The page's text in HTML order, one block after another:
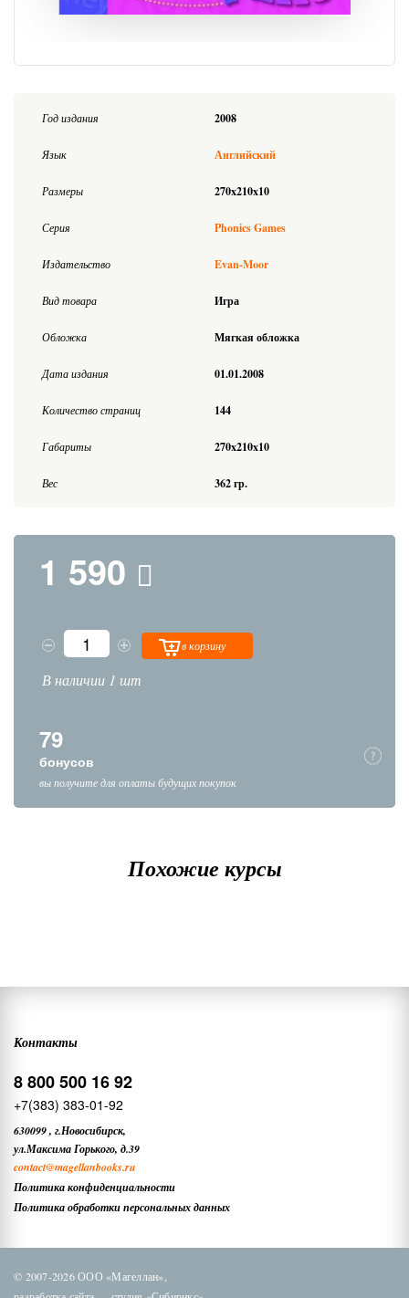
Год издания 2008
Язык Английский
Размеры 270x210x10
Серия Phonics Games
Издательство Evan-Moor
Вид товара Игра
Обложка Мягкая обложка
Дата издания 01.01.2008
Количество страниц 144
Габариты 270x210x10
Вес 362 гр.
1 590
в корзину
В наличии 1 шт
79
бонусов
вы получите для оплаты будущих покупок
Похожие курсы
Контакты
8 800 500 16 92
+7(383) 383-01-92
630099, г.Новосибирск,
ул.Максима Горького, д.39
contact@magellanbooks.ru
Политика конфиденциальности
Политика обработки персональных данных
© 2007-2026 ООО «Магеллан»,